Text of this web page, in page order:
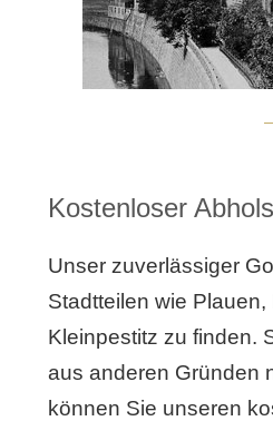
Kostenloser
Unser zuverlässiger
Stadtteilen wie
Kleinpestitz zu finden.
aus anderen Gründen
können Sie unseren